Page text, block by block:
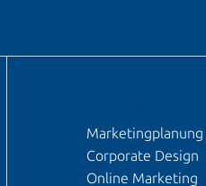
Marketingplanung
Corporate Design
Online Marketing